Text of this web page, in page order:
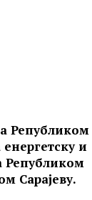
Републиком
и
Републиком
Сарајеву.